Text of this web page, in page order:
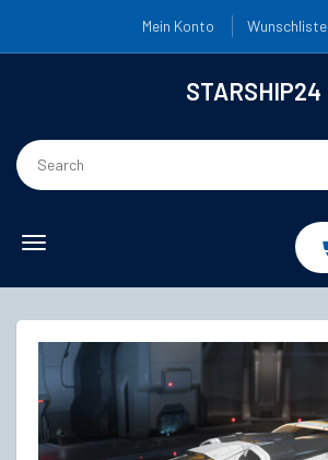
Mein Konto Wunschliste
STARSHIP24
Toggle